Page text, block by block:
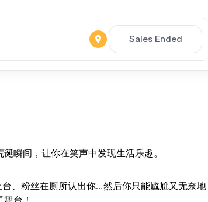
Sales Ended
瞬间，让你在笑声中发现生活乐趣。
、粉丝在厕所认出你…然后你只能尴尬又无奈地
台！